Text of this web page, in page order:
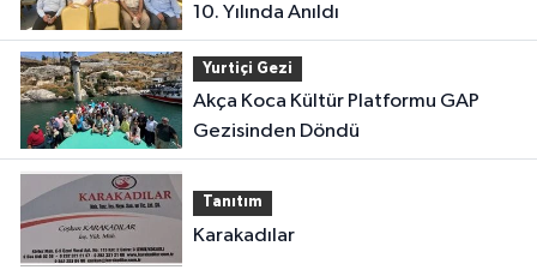
10. Yılında Anıldı
Yurtiçi Gezi
Akça Koca Kültür Platformu GAP
Gezisinden Döndü
Tanıtım
Karakadılar